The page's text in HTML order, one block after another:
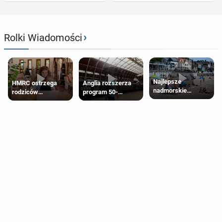
Rolki Wiadomości›
HMRC ostrzega
rodziców
pobierających Child
Anglia rozszerza
program 50-
procentowych
Najlepsze
nadmorskie
miasteczko blisko